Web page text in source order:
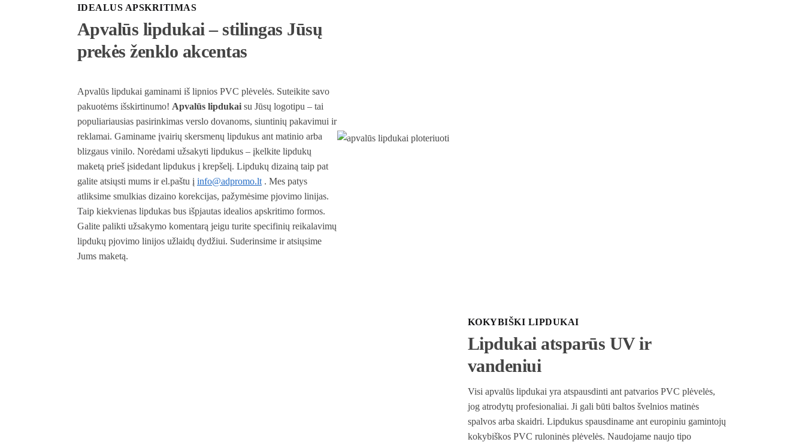
IDEALUS APSKRITIMAS
Apvalūs lipdukai – stilingas Jūsų
prekės ženklo akcentas
Apvalūs lipdukai gaminami iš lipnios PVC plėvelės. Suteikite savo
pakuotėms išskirtinumo! Apvalūs lipdukaisu Jūsų logotipu – tai
populiariausias pasirinkimas verslo dovanoms, siuntinių pakavimui ir
reklamai. Gaminame įvairių skersmenų lipdukus ant matinio arba
blizgaus vinilo. Norėdami užsakyti lipdukus – įkelkite lipdukų
maketą prieš įsidedant lipdukus į krepšelį. Lipdukų dizainą taip pat
galite atsiųsti mums ir el.paštu į info@adpromo.lt. Mes patys
atliksime smulkias dizaino korekcijas, pažymėsime pjovimo linijas.
Taip kiekvienas lipdukas bus išpjautas idealios apskritimo formos.
Galite palikti užsakymo komentarą jeigu turite specifinių reikalavimų
lipdukų pjovimo linijos užlaidų dydžiui. Suderinsime ir atsiųsime
Jums maketą.
KOKYBIŠKI LIPDUKAI
Lipdukai atsparūs UV ir
vandeniui
Visi apvalūs lipdukai yra atspausdinti ant patvarios PVC plėvelės,
jog atrodytų profesionaliai. Ji gali būti baltos švelnios matinės
spalvos arba skaidri. Lipdukus spausdiname ant europiniu gamintojų
kokybiškos PVC ruloninės plėvelės. Naudojame naujo tipo